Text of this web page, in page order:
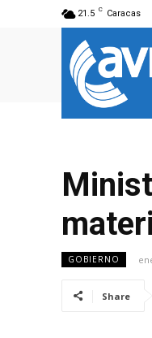
21.5 C Caracas
GOBIERNO
Share